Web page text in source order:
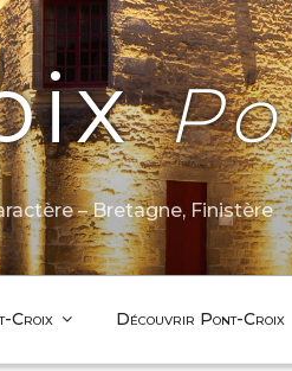
– Bretagne, Finistère
Croix Découvrir Pont-Croix